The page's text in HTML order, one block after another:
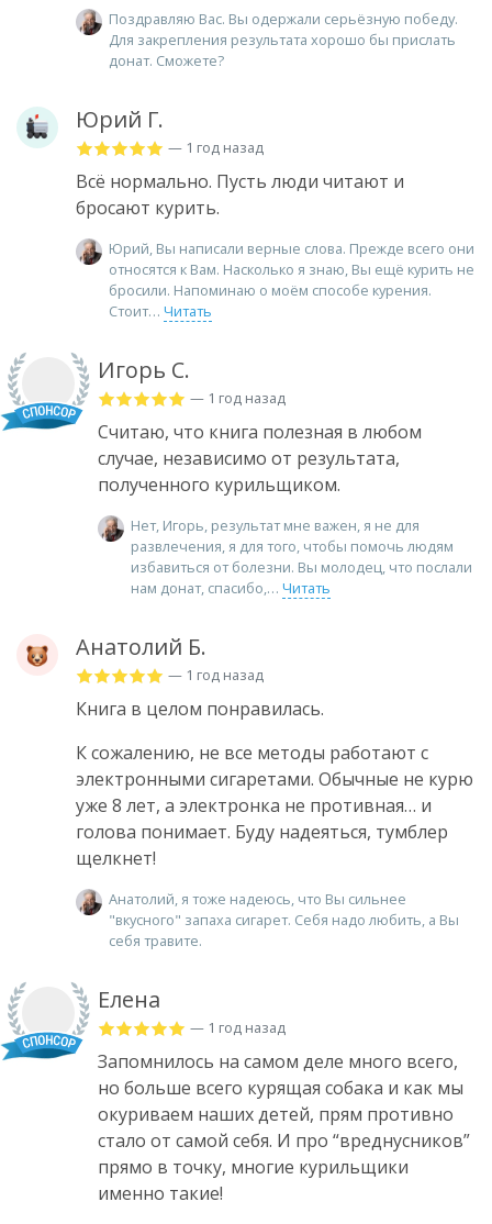
Поздравляю Вас. Вы одержали серьёзную победу.
Для закрепления результата хорошо бы прислать
донат. Сможете?
Юрий Г.
— 1 год назад
Всё нормально. Пусть люди читают и
бросают курить.
Юрий, Вы написали верные слова. Прежде всего они
относятся к Вам. Насколько я знаю, Вы ещё курить не
бросили. Напоминаю о моём способе курения.
Стоит
Читать
Игорь С.
— 1 год назад
Считаю, что книга полезная в любом
случае, независимо от результата,
полученного курильщиком.
Нет, Игорь, результат мне важен, я не для
развлечения, я для того, чтобы помочь людям
избавиться от болезни. Вы молодец, что послали
нам донат, спасибо,
Читать
Анатолий Б.
— 1 год назад
Книга в целом понравилась.
К сожалению, не все методы работают с
электронными сигаретами. Обычные не курю
уже 8 лет, а электронка не противная… и
голова понимает. Буду надеяться, тумблер
щелкнет!
Анатолий, я тоже надеюсь, что Вы сильнее
"вкусного" запаха сигарет. Себя надо любить, а Вы
себя травите.
Елена
— 1 год назад
Запомнилось на самом деле много всего,
но больше всего курящая собака и как мы
окуриваем наших детей, прям противно
стало от самой себя. И про “вреднусников”
прямо в точку, многие курильщики
именно такие!